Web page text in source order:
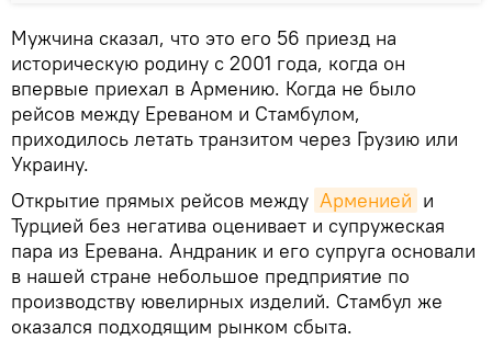
Мужчина сказал, что это его 56 приезд на
историческую родину с 2001 года, когда он
впервые приехал в Армению. Когда не было
рейсов между Ереваном и Стамбулом,
приходилось летать транзитом через Грузию или
Украину.
Открытие прямых рейсов между Арменией и
Турцией без негатива оценивает и супружеская
пара из Еревана. Андраник и его супруга основали
в нашей стране небольшое предприятие по
производству ювелирных изделий. Стамбул же
оказался подходящим рынком сбыта.